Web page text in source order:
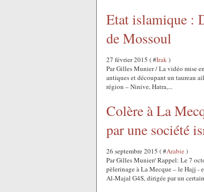
Etat islamique :
de Mossoul
27 février 2015 ( #Irak)
Par Gilles Munier / La vidéo mise
antiques et découpant un taureau
région – Ninive, Hatra,...
Colère à La
par une société
26 septembre 2015 ( #Arabie)
Par Gilles Munier/ Rappel: Le 7
pèlerinage à La Mecque – le Hajj -
Al-Majal G4S, dirigée par un